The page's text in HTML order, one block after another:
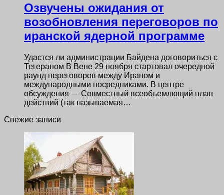
Озвучены ожидания от
возобновления переговоров по
иранской ядерной программе
Удастся ли администрации Байдена договориться с
Тегераном В Вене 29 ноября стартовал очередной
раунд переговоров между Ираном и
международными посредниками. В центре
обсуждения — Совместный всеобъемлющий план
действий (так называемая…
Свежие записи